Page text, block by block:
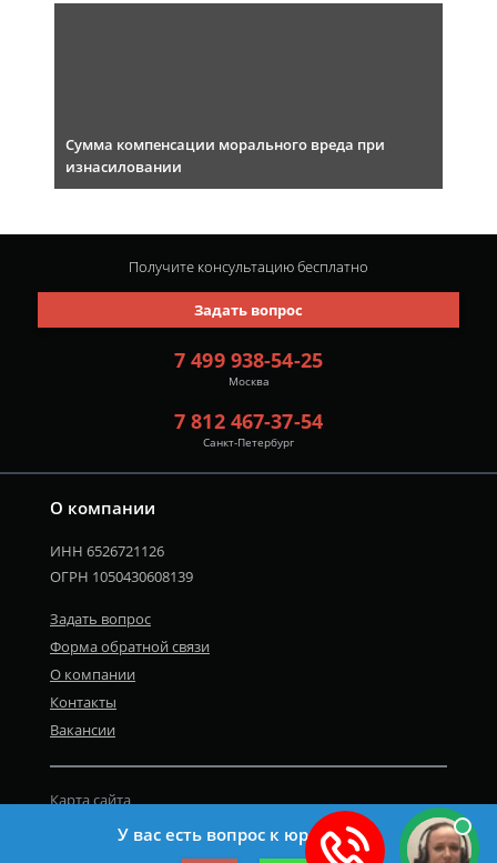
Сумма компенсации морального вреда при
изнасиловании
О компании
ИНН 6526721126
ОГРН 1050430608139
Задать вопрос
Форма обратной связи
О компании
Контакты
Вакансии
Карта сайта
Политика персональных данных
7 499 938-54-25
Москва
7 812 467-37-54
Санкт-Петербург
Задать вопрос
Получите консультациюбесплатно
У вас есть вопрос к юристу?